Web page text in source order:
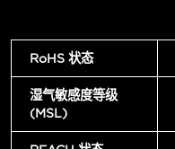
RoHS 状态
湿气敏感度等级
(MSL)